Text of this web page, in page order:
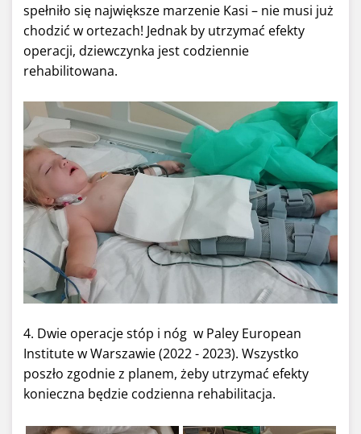
spełniło się największe marzenie Kasi – nie musi już
chodzić w ortezach! Jednak by utrzymać efekty
operacji, dziewczynka jest codziennie
rehabilitowana.
4. Dwie operacje stóp i nóg w Paley European
Institute w Warszawie (2022 - 2023). Wszystko
poszło zgodnie z planem, żeby utrzymać efekty
konieczna będzie codzienna rehabilitacja.